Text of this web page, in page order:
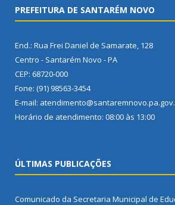
PREFEITURA DE SANTARÉM NOVO
End.: Rua Frei Daniel de Samarate, 128
Centro - Santarém Novo - PA
CEP: 68720-000
Fone: (91) 98563-3454
E-mail:
Horário de atendimento: 08:00 às 13:00
ÚLTIMAS PUBLICAÇÕES
Comunicado da Secretaria Municipal de